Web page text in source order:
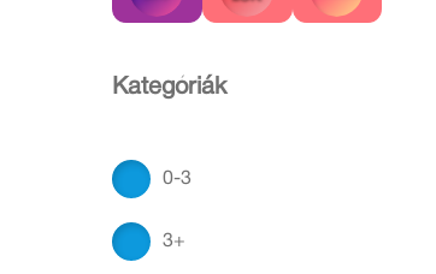
Kategóriák
0-3
3+